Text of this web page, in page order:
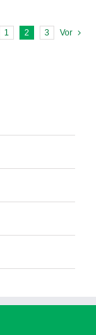
1 2 3 Vor